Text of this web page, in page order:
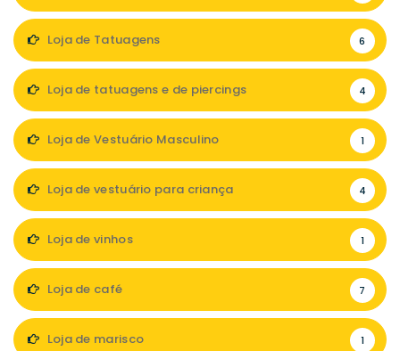
Loja de Tatuagens 6
Loja de tatuagens e de piercings 4
Loja de Vestuário Masculino 1
Loja de vestuário para criança 4
Loja de vinhos 1
Loja de café 7
Loja de marisco 1